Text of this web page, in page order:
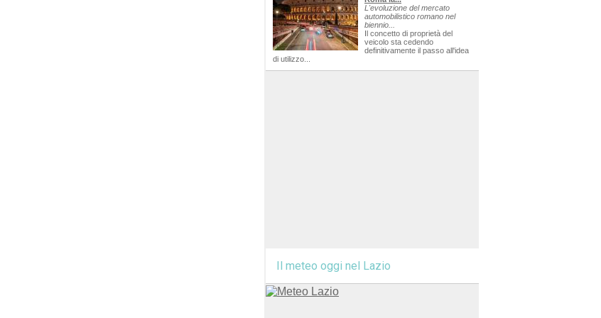
L'evoluzione del mercato
automobilistico romano nel
biennio...
Il concetto di proprietà del
veicolo sta cedendo
definitivamente il passo all'idea
di utilizzo...
Il meteo oggi nel Lazio